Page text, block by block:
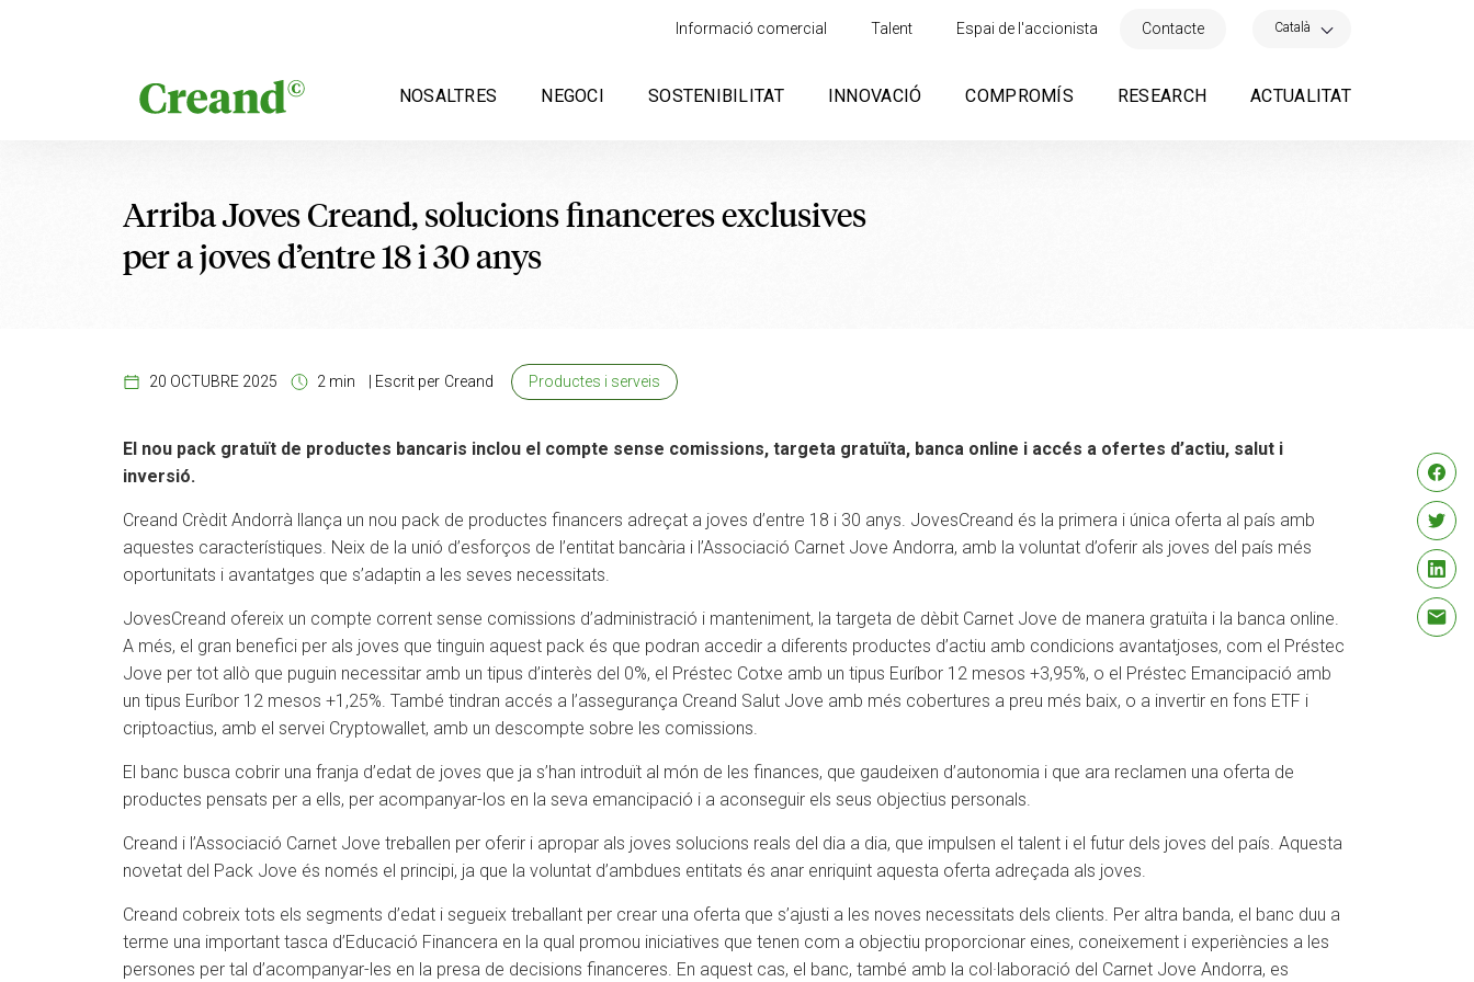
Informació comercial Talent Espai de l'accionista Contacte Català
NOSALTRES NEGOCI SOSTENIBILITAT INNOVACIÓ COMPROMÍS RESEARCH ACTUALITAT
Arriba Joves Creand, solucions financeres exclusives
per a joves d’entre 18 i 30 anys
20 OCTUBRE 2025 2 min Escrit per Creand Productes i serveis
El nou pack gratuït de productes bancaris inclou el compte sense comissions, targeta gratuïta, banca online i accés a ofertes d’actiu, salut i
inversió.
Creand Crèdit Andorrà llança un nou pack de productes financers adreçat a joves d’entre 18 i 30 anys. JovesCreand és la primera i única oferta al país amb
aquestes característiques. Neix de la unió d’esforços de l’entitat bancària i l’Associació Carnet Jove Andorra, amb la voluntat d’oferir als joves del país més
oportunitats i avantatges que s’adaptin a les seves necessitats.
JovesCreand ofereix un compte corrent sense comissions d’administració i manteniment, la targeta de dèbit Carnet Jove de manera gratuïta i la banca online.
A més, el gran benefici per als joves que tinguin aquest pack és que podran accedir a diferents productes d’actiu amb condicions avantatjoses, com el Préstec
Jove per tot allò que puguin necessitar amb un tipus d’interès del 0%, el Préstec Cotxe amb un tipus Euríbor 12 mesos +3,95%, o el Préstec Emancipació amb
un tipus Euríbor 12 mesos +1,25%. També tindran accés a l’assegurança Creand Salut Jove amb més cobertures a preu més baix, o a invertir en fons ETF i
criptoactius, amb el servei Cryptowallet, amb un descompte sobre les comissions.
El banc busca cobrir una franja d’edat de joves que ja s’han introduït al món de les finances, que gaudeixen d’autonomia i que ara reclamen una oferta de
productes pensats per a ells, per acompanyar-los en la seva emancipació i a aconseguir els seus objectius personals.
Creand i l’Associació Carnet Jove treballen per oferir i apropar als joves solucions reals del dia a dia, que impulsen el talent i el futur dels joves del país. Aquesta
novetat del Pack Jove és només el principi, ja que la voluntat d’ambdues entitats és anar enriquint aquesta oferta adreçada als joves.
Creand cobreix tots els segments d’edat i segueix treballant per crear una oferta que s’ajusti a les noves necessitats dels clients. Per altra banda, el banc duu a
terme una important tasca d’Educació Financera en la qual promou iniciatives que tenen com a objectiu proporcionar eines, coneixement i experiències a les
persones per tal d’acompanyar-les en la presa de decisions financeres. En aquest cas, el banc, també amb la col·laboració del Carnet Jove Andorra, es